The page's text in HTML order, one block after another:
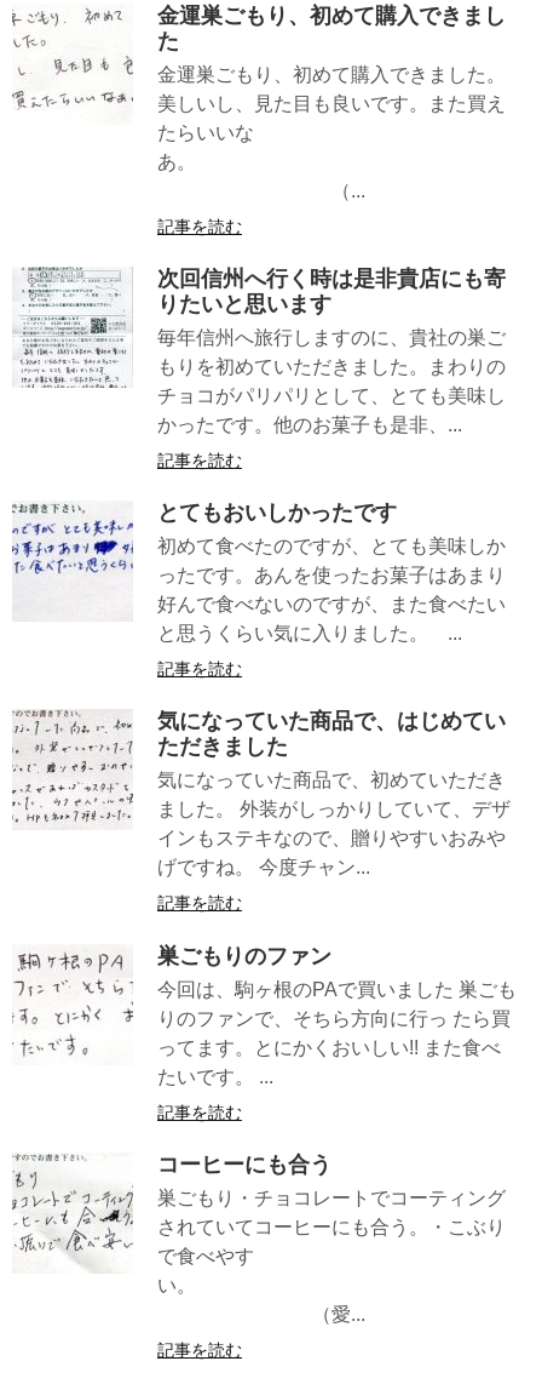
金運巣ごもり、初めて購入できまし
た
金運巣ごもり、初めて購入できました。
美しいし、見た目も良いです。また買え
たらいいな
あ。
（...
記事を読む
次回信州へ行く時は是非貴店にも寄
りたいと思います
毎年信州へ旅行しますのに、貴社の巣ご
もりを初めていただきました。まわりの
チョコがパリパリとして、とても美味し
かったです。他のお菓子も是非、...
記事を読む
とてもおいしかったです
初めて食べたのですが、とても美味しか
ったです。あんを使ったお菓子はあまり
好んで食べないのですが、また食べたい
と思うくらい気に入りました。 ...
記事を読む
気になっていた商品で、はじめてい
ただきました
気になっていた商品で、初めていただき
ました。 外装がしっかりしていて、デザ
インもステキなので、贈りやすいおみや
げですね。 今度チャン...
記事を読む
巣ごもりのファン
今回は、駒ヶ根のPAで買いました 巣ごも
りのファンで、そちら方向に行っ たら買
ってます。とにかくおいしい!! また食べ
たいです。 ...
記事を読む
コーヒーにも合う
巣ごもり・チョコレートでコーティング
されていてコーヒーにも合う。・こぶり
で食べやす
い。
（愛...
記事を読む